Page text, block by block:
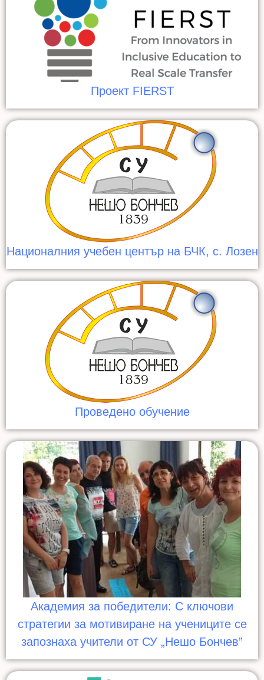
Проект FIERST
Националния учебен център на БЧК, с. Лозен
Проведено обучение
Академия за победители: С ключови
стратегии за мотивиране на учениците се
запознаха учители от СУ „Нешо Бончев”